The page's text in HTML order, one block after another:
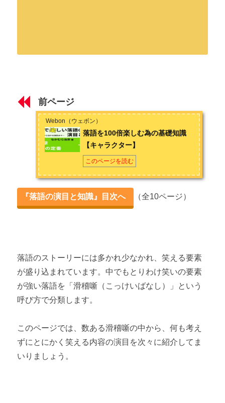
第1章 落語の定番
落語と言えばこの5つ！ 【定番ギャグと「笑点」の落語】
落語を100倍楽しむ為の基礎知識 【職業・旅・お金】
落語を100倍楽しむ為の基礎知識 【キャラクター】
第2章 とにかく笑える落語演目集
第3章 色んなジャンルの落語演目集
落語で恋愛！？感動する演目24選
ハラハラする落語！おすすめ演目25選
ドラマチックな落語！おすすめ演目14選
し、大賞を受賞。その後は「尾張家はじめ」のペンネームで落
語作家兼ライターを副業に。現在、隔月パズル雑誌『漢字道』
（イード）で落語4コマを連載中。著書は『落語まんが寄席』
（新星出版社）他。
お問い合わせは から
前ページ
Webon（ウェボン）
落語を100倍楽しむ為の基礎知識
【キャラクター】
このページを読む
『落語の演目と知識』目次へ （全10ページ）
落語のストーリーには多かれ少なかれ、笑える要素
が盛り込まれています。中でもとりわけ笑いの要素
が強い落語を「滑稽噺（こっけいばなし）」という
呼び方で分類します。
このページでは、数ある滑稽噺の中から、何も考え
ずにとにかく笑える内容の演目を次々に紹介してま
いりましょう。